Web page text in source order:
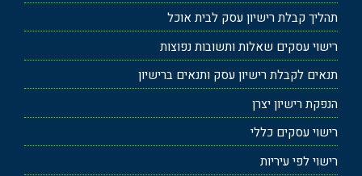
תהליך קבלת רישיון עסק לבית אוכל
רישוי עסקים שאלות ותשובות נפוצות
תנאים לקבלת רישיון עסק ותנאים ברישיון
הנפקת רישיון יצרן
רישוי עסקים כללי
רישוי לפי עיריות